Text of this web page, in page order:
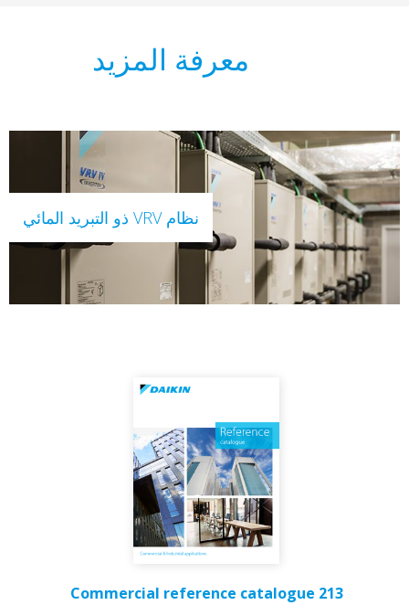
معرفة المزيد